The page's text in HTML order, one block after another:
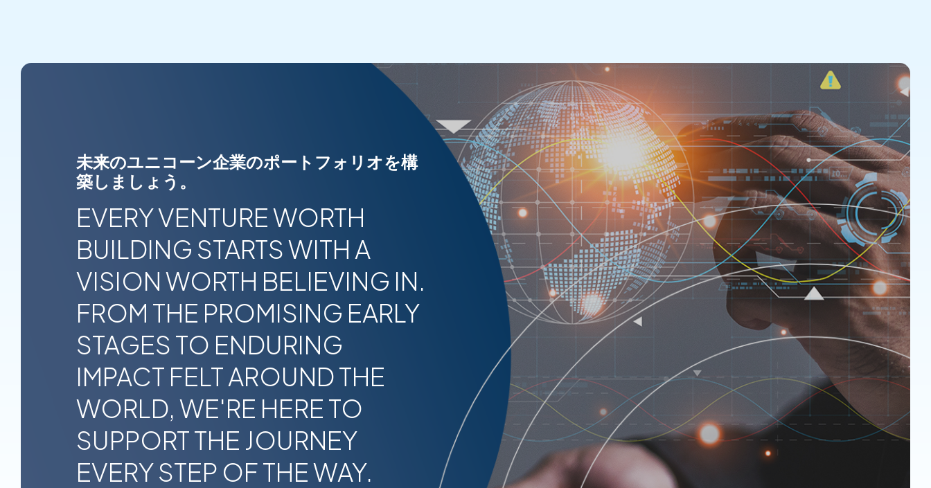
未来のユニコーン企業のポートフォリオを構
築しましょう。
EVERY VENTURE WORTH
BUILDING STARTS WITH A
VISION WORTH BELIEVING IN.
FROM THE PROMISING EARLY
STAGES TO ENDURING
IMPACT FELT AROUND THE
WORLD, WE'RE HERE TO
SUPPORT THE JOURNEY
EVERY STEP OF THE WAY.